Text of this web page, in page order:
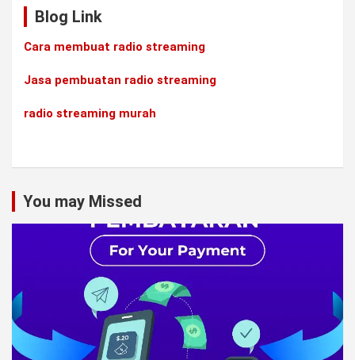
Blog Link
Cara membuat radio streaming
Jasa pembuatan radio streaming
radio streaming murah
You may Missed